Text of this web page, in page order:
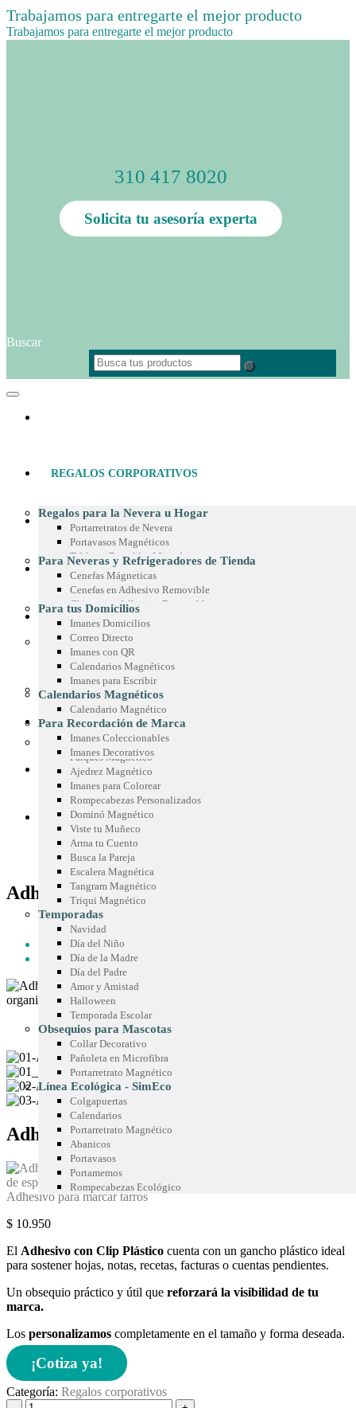
Trabajamos para entregarte el mejor producto
Trabajamos para entregarte el mejor producto
310 417 8020
Solicita tu asesoría experta
Buscar
REGALOS CORPORATIVOS
Regalos para la Nevera u Hogar
Portarretratos de Nevera
Portavasos Magnéticos
Tableros Borrables Magnéticos
Multimagnets
Portamemos con Lápiz o Marcador
Recetarios Magnéticos
Adhesivos Decorativos
Imanes Coleccionables
Regalos para Oficina
Separadores de Libros
Calendario de Escritorio
Planeador de Escritorio
Tablero en Adhesivo para Pared
Sticker Personalizados
Mouse Pad
Juegos Promocionales
Parqués Magnético
Ajedrez Magnético
Imanes para Colorear
Rompecabezas Personalizados
Dominó Magnético
Viste tu Muñeco
Arma tu Cuento
Busca la Pareja
Escalera Magnética
Tangram Magnético
Triqui Magnético
Temporadas
Navidad
Día del Niño
Día de la Madre
Día del Padre
Amor y Amistad
Halloween
Temporada Escolar
Obsequios para Mascotas
Collar Decorativo
Pañoleta en Microfibra
Portarretrato Magnético
Línea Ecológica - SimEco
Colgapuertas
Calendarios
Portarretrato Magnético
Abanicos
Portavasos
Portamemos
Rompecabezas Ecológico
MATERIAL POP
Para Neveras y Refrigeradores de Tienda
Cenefas Mágneticas
Cenefas en Adhesivo Removible
Chispas en Adhesivo Removible
Marcos en Adhesivo Removible
Esquineros en Adhesivo Removible
Adhesivos para Exteriores
Cintas para Vitrinas
Adhesivos en Espejo
Para Góndolas
Chispas Magnéticas
Chispas Marca Precio
Cenefas para Góndolas
IMANES PUBLICITARIOS
Para tus Domicilios
Imanes Domicilios
Correo Directo
Imanes con QR
Calendarios Magnéticos
Imanes para Escribir
Calendarios Magnéticos
Calendario Magnético
Para Recordación de Marca
Imanes Coleccionables
Imanes Decorativos
PRODUCTOS EN MICROFIBRA
Paño de Microfibra
Toalla de Microfibra
Estuche de Microfibra
Stickers en Microfibra
CONOCE SIMETRÍA
COTIZA TU IDEA
BLOG
Adhesivo con clip plástico
HOME
REGALOS CORPORATIVOS
ADHESIVO CON CLIP PLÁSTICO
Adhesivo con clip plástico
Adhesivo para marcar tarros
$ 10.950
El Adhesivo con Clip Plástico cuenta con un gancho plástico ideal
para sostener hojas, notas, recetas, facturas o cuentas pendientes.
Un obsequio práctico y útil que reforzará la visibilidad de tu
marca.
Los personalizamos completamente en el tamaño y forma deseada.
¡Cotiza ya!
Categoría: Regalos corporativos